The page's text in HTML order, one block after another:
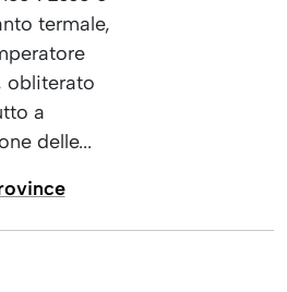
termale,
obliterato
a
delle...